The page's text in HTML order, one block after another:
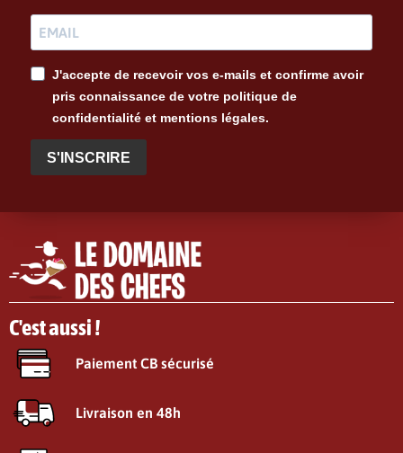
J'accepte de recevoir vos e-mails et confirme avoir
pris connaissance de votre politique de
confidentialité et mentions légales.
S'INSCRIRE
C'est aussi !
Paiement CB sécurisé
Livraison en 48h